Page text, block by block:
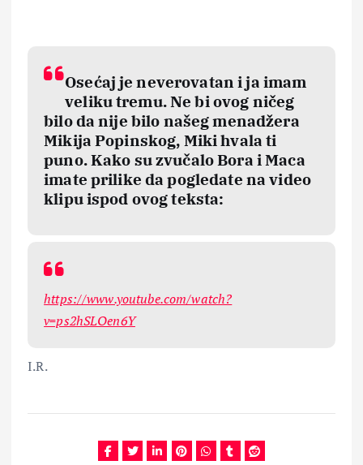
Osećaj je neverovatan i ja imam
veliku tremu. Ne bi ovog ničeg
bilo da nije bilo našeg menadžera
Mikija Popinskog, Miki hvala ti
puno. Kako su zvučalo Bora i Maca
imate prilike da pogledate na video
klipu ispod ovog teksta:
https://www.youtube.com/watch?
v=ps2hSLOen6Y
I.R.